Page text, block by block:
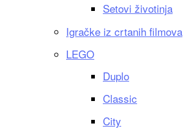
Setovi životinja
Igračke iz crtanih filmova
LEGO
Duplo
Classic
City